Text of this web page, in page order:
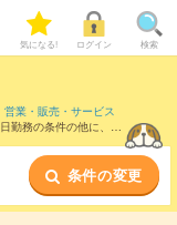
気になる! ログイン 検索
営業・販売・サービス
勤務の条件の他に、 交
条件の変更